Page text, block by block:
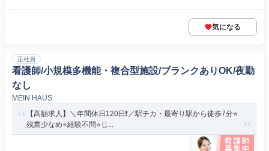
気になる
正社員
看護師/小規模多機能・複合型施設/ブランクありOK/夜勤
なし
MEIN HAUS
【高額求人】＼年間休日120日❗️／駅チカ・最寄り駅から徒歩7分⭐
残業少なめ⭐経験不問⭐じ...